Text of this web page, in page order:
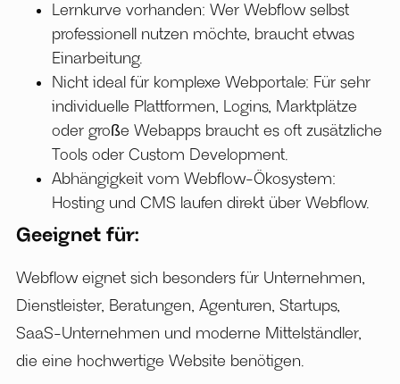
Lernkurve vorhanden: Wer Webflow selbst
professionell nutzen möchte, braucht etwas
Einarbeitung.
Nicht ideal für komplexe Webportale: Für sehr
individuelle Plattformen, Logins, Marktplätze
oder große Webapps braucht es oft zusätzliche
Tools oder Custom Development.
Abhängigkeit vom Webflow-Ökosystem:
Hosting und CMS laufen direkt über Webflow.
Geeignet für:
Webflow eignet sich besonders für Unternehmen,
Dienstleister, Beratungen, Agenturen, Startups,
SaaS-Unternehmen und moderne Mittelständler,
die eine hochwertige Website benötigen.